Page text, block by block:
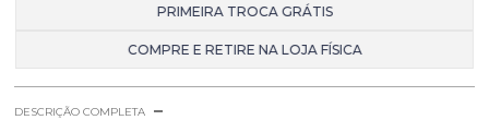
PRIMEIRA TROCA GRÁTIS
COMPRE E RETIRE NA LOJA FÍSICA
DESCRIÇÃO COMPLETA